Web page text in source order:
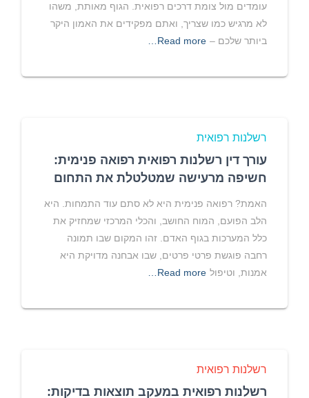
עומדים מול צומת דרכים רפואית. הגוף מאותת, משהו
לא מרגיש כמו שצריך, ואתם מפקידים את האמון היקר
ביותר שלכם – Read more…
רשלנות רפואית
עורך דין רשלנות רפואית רפואה פנימית:
חשיפה מרעישה שמטלטלת את התחום
האמת? רפואה פנימית היא לא סתם עוד התמחות. היא
הלב הפועם, המוח החושב, והכלי המרכזי שמחזיק את
כלל המערכות בגוף האדם. זהו המקום שבו תמונה
רחבה פוגשת פרטי פרטים, שבו אבחנה מדויקת היא
אמנות, וטיפול Read more…
רשלנות רפואית
רשלנות רפואית במעקב תוצאות בדיקות: